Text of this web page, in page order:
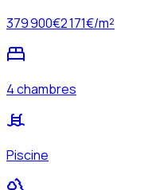
379 900€2 171€/m²
4 chambres
Piscine